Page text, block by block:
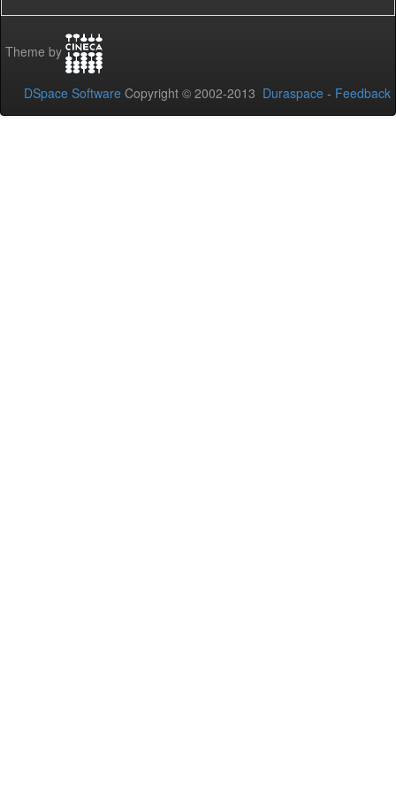
Theme by
DSpace Software Copyright © 2002-2013 Duraspace - Feedback